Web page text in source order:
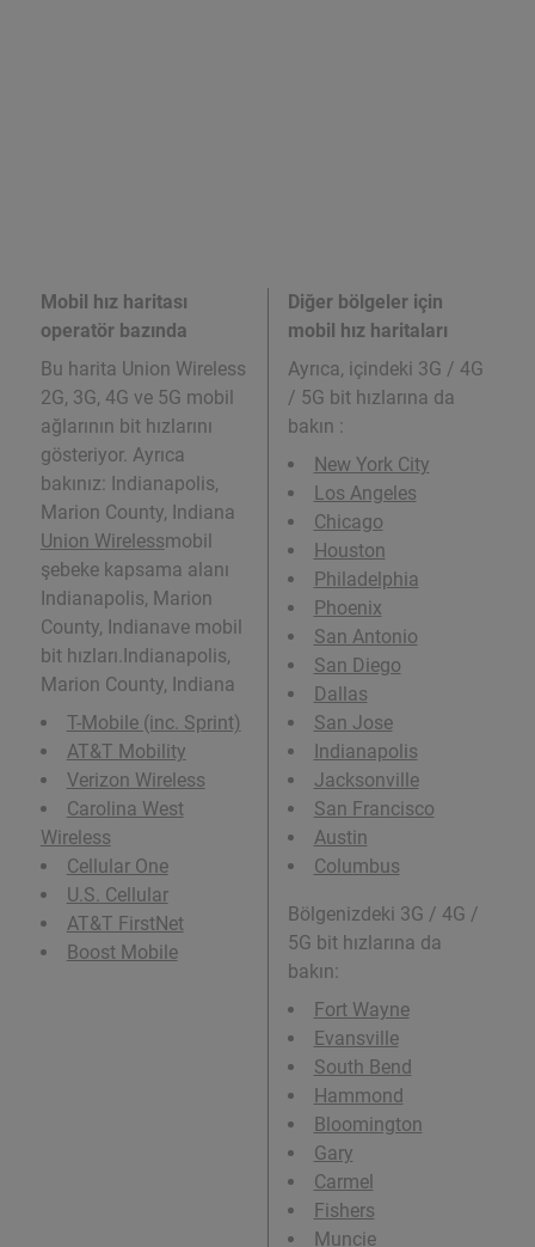
Mobil hız haritası
operatör bazında
Bu harita Union Wireless
2G, 3G, 4G ve 5G mobil
ağlarının bit hızlarını
gösteriyor. Ayrıca
bakınız: Indianapolis,
Marion County, Indiana
Union Wirelessmobil
şebeke kapsama alanı
Indianapolis, Marion
County, Indianave mobil
bit hızları.Indianapolis,
Marion County, Indiana
T-Mobile (inc. Sprint)
AT&T Mobility
Verizon Wireless
Carolina West
Wireless
Cellular One
U.S. Cellular
AT&T FirstNet
Boost Mobile
Diğer bölgeler için
mobil hız haritaları
Ayrıca, içindeki 3G / 4G
/ 5G bit hızlarına da
bakın :
New York City
Los Angeles
Chicago
Houston
Philadelphia
Phoenix
San Antonio
San Diego
Dallas
San Jose
Indianapolis
Jacksonville
San Francisco
Austin
Columbus
Bölgenizdeki 3G / 4G /
5G bit hızlarına da
bakın:
Fort Wayne
Evansville
South Bend
Hammond
Bloomington
Gary
Carmel
Fishers
Muncie